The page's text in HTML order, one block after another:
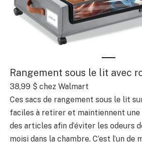
Rangement sous le lit avec
38,99 $ chez Walmart
Ces sacs de rangement sous le lit
faciles à retirer et maintiennent
des articles afin d’éviter les odeurs
moisi dans la chambre. C’est l’un de